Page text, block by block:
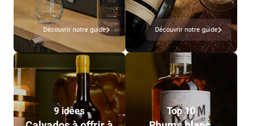
Découvrir notre guide Découvrir notre guide
9 idées Top 10